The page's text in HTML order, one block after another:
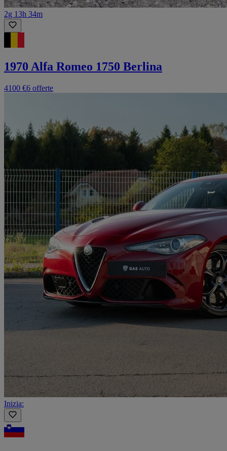
2g 13h 34m
1970 Alfa Romeo 1750 Berlina
4100 €6 offerte
Inizia: